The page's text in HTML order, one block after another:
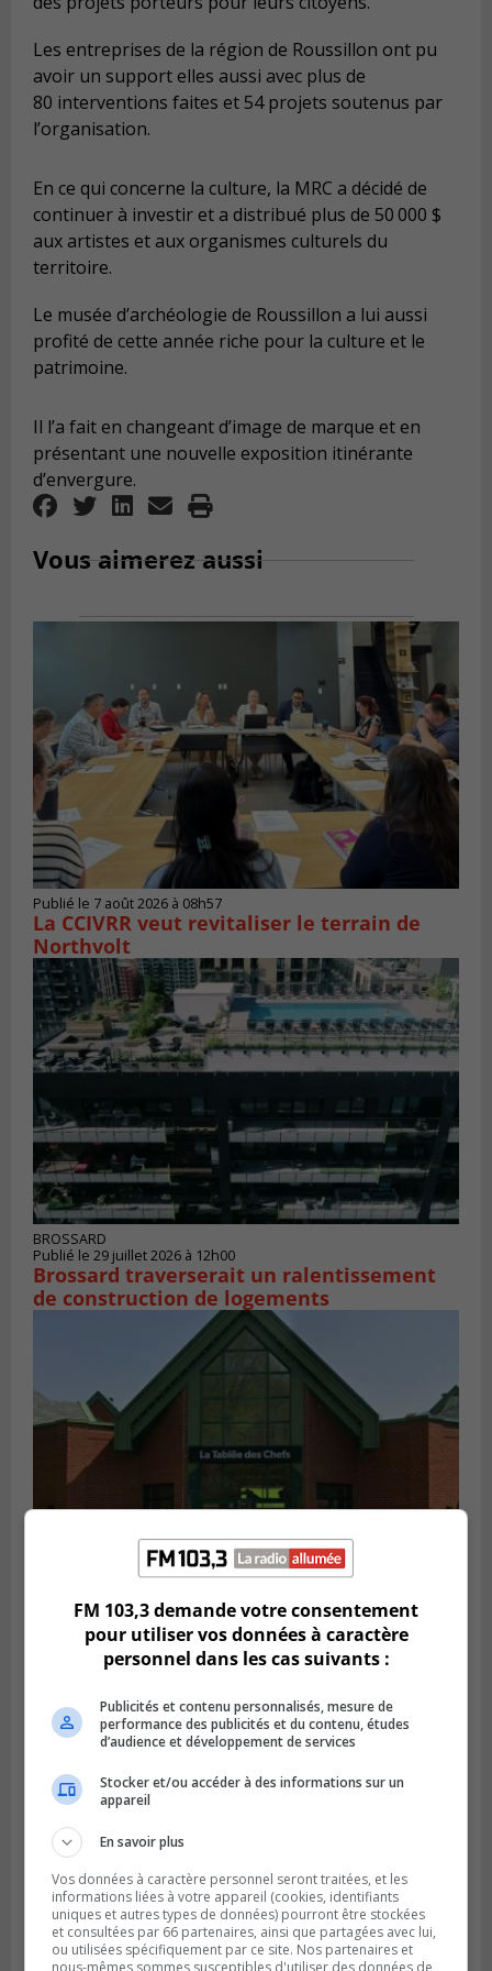
Les entreprises de la région de Roussillon ont pu
avoir un support elles aussi avec plus de
80 interventions faites et 54 projets soutenus par
l’organisation.
En ce qui concerne la culture, la MRC a décidé de
continuer à investir et a distribué plus de 50 000 $
aux artistes et aux organismes culturels du
territoire.
Le musée d’archéologie de Roussillon a lui aussi
profité de cette année riche pour la culture et le
patrimoine.
Il l’a fait en changeant d’image de marque et en
présentant une nouvelle exposition itinérante
d’envergure.
Vous aimerez aussi
Publié le 7 août 2026 à 08h57
La CCIVRR veut revitaliser le terrain de
Northvolt
BROSSARD
Publié le 29 juillet 2026 à 12h00
Brossard traverserait un ralentissement
de construction de logements
Publié le 28 juillet 2026 à 07h44
La Tablée des chefs obtient un appui
financier pour poursuivre sa mission
BOUCHERVILLE
Publié le 27 juillet 2026 à 19h58
FM 103,3 demande votre consentement
pour utiliser vos données à caractère
personnel dans les cas suivants :
Publicités et contenu personnalisés, mesure de
performance des publicités et du contenu, études
d’audience et développement de services
Stocker et/ou accéder à des informations sur un
appareil
En savoir plus
Vos données à caractère personnel seront traitées, et les
informations liées à votre appareil (cookies, identifiants
uniques et autres types de données) pourront être stockées
et consultées par 66 partenaires, ainsi que partagées avec lui,
ou utilisées spécifiquement par ce site. Nos partenaires et
nous-mêmes sommes susceptibles d'utiliser des données de